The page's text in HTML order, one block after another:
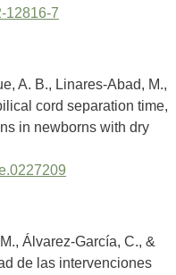
12816-7
A. B., Linares-Abad, M.,
cord separation time,
in newborns with dry
Álvarez-García, C., &
de las intervenciones